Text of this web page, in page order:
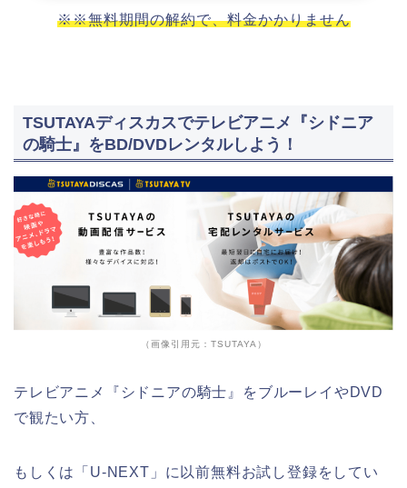
※※無料期間の解約で、料金かかりません
TSUTAYAディスカスでテレビアニメ『シドニア
の騎士』をBD/DVDレンタルしよう！
（画像引用元：TSUTAYA）
テレビアニメ『シドニアの騎士』をブルーレイやDVD
で観たい方、
もしくは「U-NEXT」に以前無料お試し登録をしてい